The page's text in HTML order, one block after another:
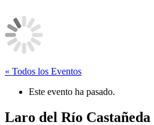
« Todos los Eventos
Este evento ha pasado.
Laro del Río